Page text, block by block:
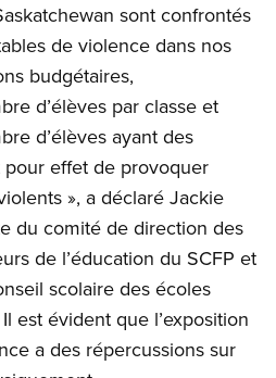
sont confrontés
de violence dans nos
budgétaires,
d’élèves par classe et
d’élèves ayant des
effet de provoquer
», a déclaré Jackie
du comité de direction des
de l’éducation du SCFP et
scolaire des écoles
est évident que l’exposition
a des répercussions sur